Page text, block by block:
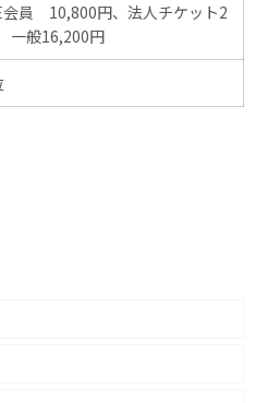
会員 10,800円、法人チケット2
般16,200円